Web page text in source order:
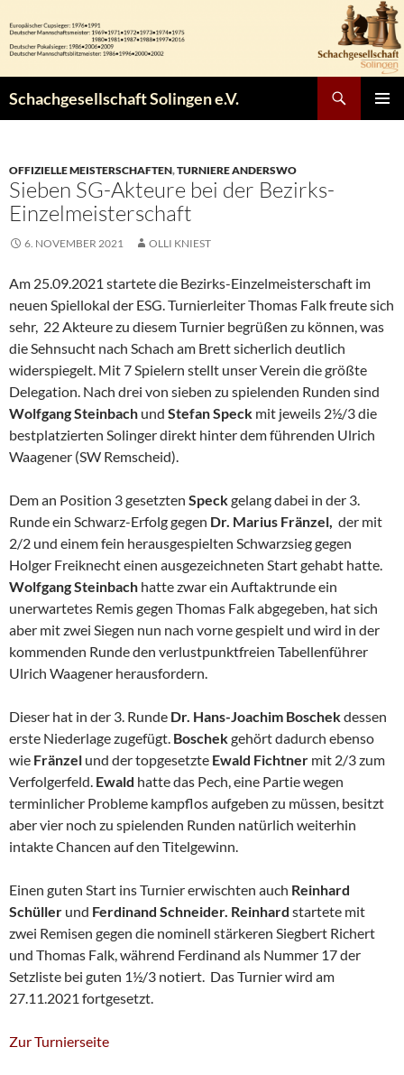
Inhalt
springen
Schachgesellschaft Solingen e.V.
OFFIZIELLE MEISTERSCHAFTEN,TURNIERE ANDERSWO
Sieben SG-Akteure bei der Bezirks-
Einzelmeisterschaft
6. NOVEMBER 2021 OLLI KNIEST
Am 25.09.2021 startete die Bezirks-Einzelmeisterschaft im
neuen Spiellokal der ESG. Turnierleiter Thomas Falk freute sich
sehr, 22 Akteure zu diesem Turnier begrüßen zu können, was
die Sehnsucht nach Schach am Brett sicherlich deutlich
widerspiegelt. Mit 7 Spielern stellt unser Verein die größte
Delegation. Nach drei von sieben zu spielenden Runden sind
Wolfgang Steinbach und Stefan Speck mit jeweils 2½/3 die
bestplatzierten Solinger direkt hinter dem führenden Ulrich
Waagener (SW Remscheid).
Dem an Position 3 gesetzten Speckgelang dabei in der 3.
Runde ein Schwarz-Erfolg gegen Dr. Marius Fränzel, der mit
2/2 und einem fein herausgespielten Schwarzsieg gegen
Holger Freiknecht einen ausgezeichneten Start gehabt hatte.
Wolfgang Steinbach hatte zwar ein Auftaktrunde ein
unerwartetes Remis gegen Thomas Falk abgegeben, hat sich
aber mit zwei Siegen nun nach vorne gespielt und wird in der
kommenden Runde den verlustpunktfreien Tabellenführer
Ulrich Waagener herausfordern.
Dieser hat in der 3. Runde Dr. Hans-Joachim Boschekdessen
erste Niederlage zugefügt. Boschekgehört dadurch ebenso
wie Fränzel und der topgesetzte Ewald Fichtner mit 2/3 zum
Verfolgerfeld. Ewald hatte das Pech, eine Partie wegen
terminlicher Probleme kampflos aufgeben zu müssen, besitzt
aber vier noch zu spielenden Runden natürlich weiterhin
intakte Chancen auf den Titelgewinn.
Einen guten Start ins Turnier erwischten auch Reinhard
Schüller und Ferdinand Schneider. Reinhard startete mit
zwei Remisen gegen die nominell stärkeren Siegbert Richert
und Thomas Falk, während Ferdinand als Nummer 17 der
Setzliste bei guten 1½/3 notiert. Das Turnier wird am
27.11.2021 fortgesetzt.
Zur Turnierseite